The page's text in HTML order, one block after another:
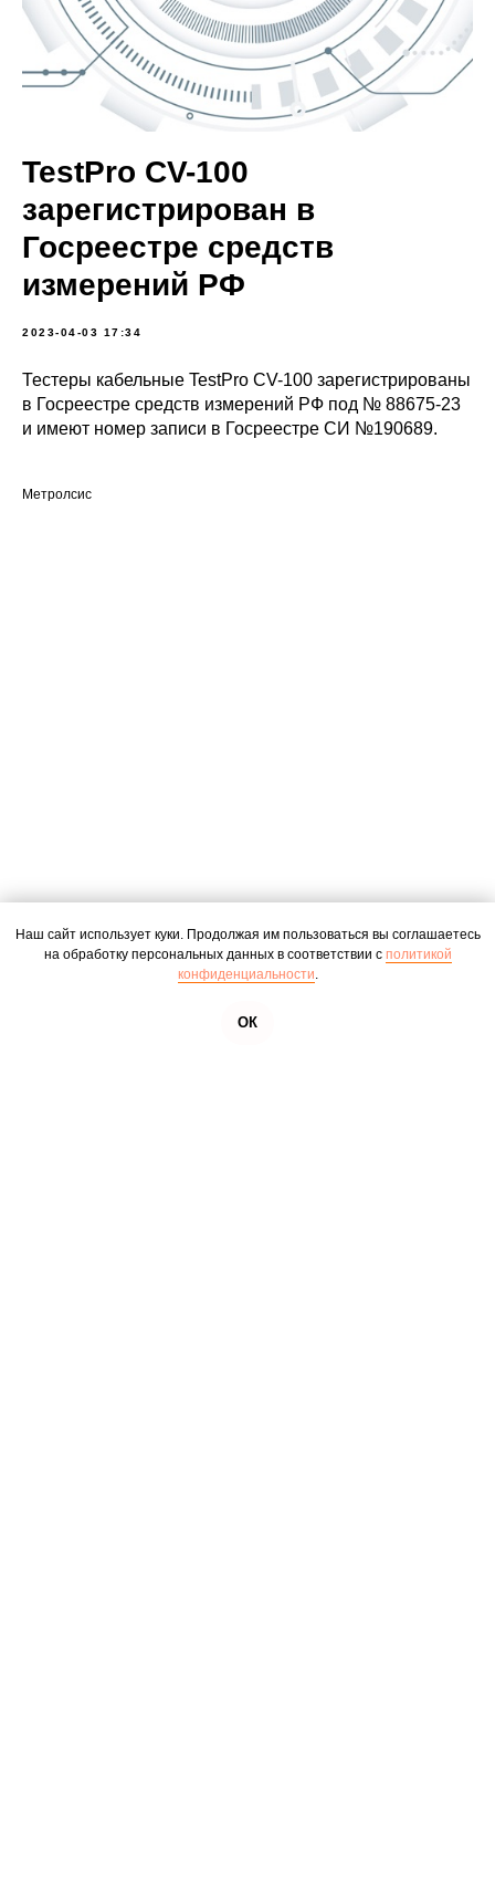
TestPro CV-100
зарегистрирован в
Госреестре средств
измерений РФ
2023-04-03 17:34
Тестеры кабельные TestPro CV-100 зарегистрированы
в Госреестре средств измерений РФ под № 88675-23
и имеют номер записи в Госреестре СИ №190689.
Метролсис
Наш сайт использует куки. Продолжая им пользоваться вы соглашаетесь
на обработку персональных данных в соответствии с политикой
конфиденциальности.
ОК